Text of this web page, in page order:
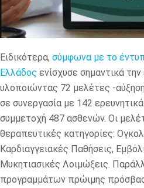
Ειδικότερα, σύμφωνα με το
Ελλάδος ενίσχυσε σημαντικά
υλοποιώντας 72 μελέτες -
σε συνεργασία με 142
συμμετοχή 487 ασθενών. Οι
θεραπευτικές κατηγορίες:
Καρδιαγγειακές Παθήσεις,
Μυκητιασικές Λοιμώξεις.
προγραμμάτων πρώιμης